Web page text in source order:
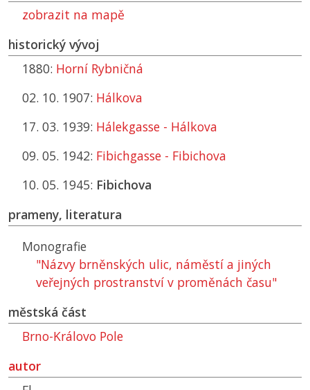
zobrazit na mapě
historický vývoj
1880: Horní Rybničná
02. 10. 1907: Hálkova
17. 03. 1939: Hálekgasse - Hálkova
09. 05. 1942: Fibichgasse - Fibichova
10. 05. 1945: Fibichova
prameny, literatura
Monografie
"Názvy brněnských ulic, náměstí a jiných
veřejných prostranství v proměnách času"
městská část
Brno-Královo Pole
autor